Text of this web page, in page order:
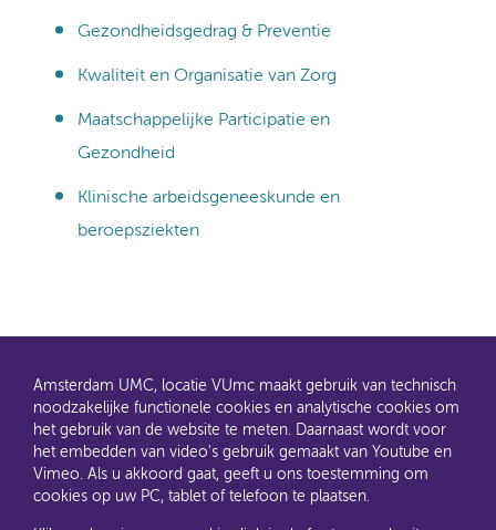
Gezondheidsgedrag & Preventie
Kwaliteit en Organisatie van Zorg
Maatschappelijke Participatie en
Gezondheid
Klinische arbeidsgeneeskunde en
beroepsziekten
AMC en VUmc zijn al een tijdje samen Amsterdam UMC.
Dit gaat u ook merken aan de websites: steeds meer
Amsterdam UMC, locatie VUmc maakt gebruik van technisch
noodzakelijke functionele cookies en analytische cookies om
het gebruik van de website te meten. Daarnaast wordt voor
het embedden van video's gebruik gemaakt van Youtube en
Vimeo. Als u akkoord gaat, geeft u ons toestemming om
cookies op uw PC, tablet of telefoon te plaatsen.